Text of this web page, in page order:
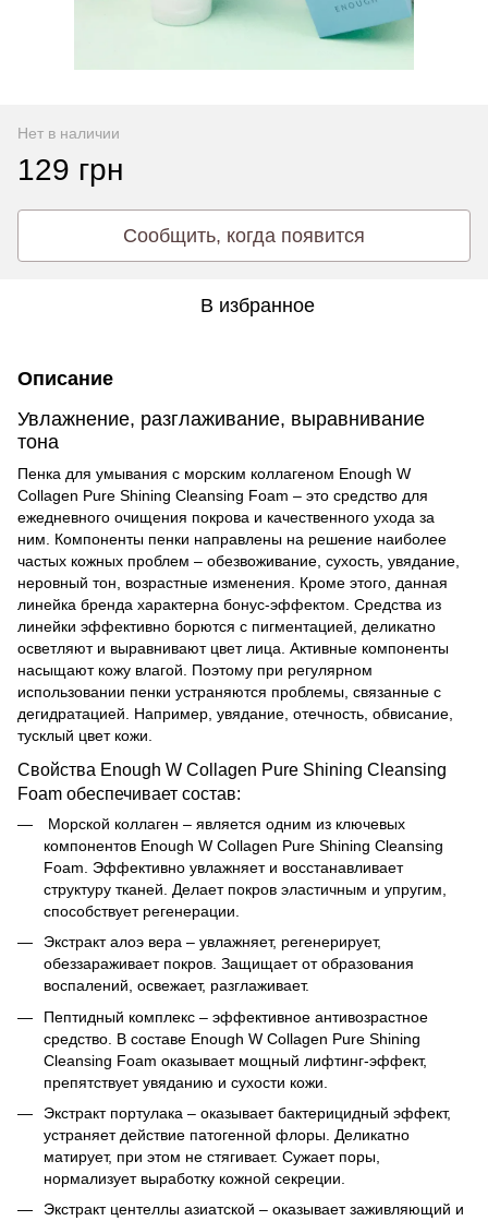
Нет в наличии
129 грн
Сообщить, когда появится
В избранное
Описание
Увлажнение, разглаживание, выравнивание
тона
Пенка для умывания с морским коллагеном Enough W
Collagen Pure Shining Cleansing Foam – это средство для
ежедневного очищения покрова и качественного ухода за
ним. Компоненты пенки направлены на решение наиболее
частых кожных проблем – обезвоживание, сухость, увядание,
неровный тон, возрастные изменения. Кроме этого, данная
линейка бренда характерна бонус-эффектом. Средства из
линейки эффективно борются с пигментацией, деликатно
осветляют и выравнивают цвет лица. Активные компоненты
насыщают кожу влагой. Поэтому при регулярном
использовании пенки устраняются проблемы, связанные с
дегидратацией. Например, увядание, отечность, обвисание,
тусклый цвет кожи.
Свойства Enough W Collagen Pure Shining Cleansing
Foam обеспечивает состав:
Морской коллаген – является одним из ключевых
компонентов Enough W Collagen Pure Shining Cleansing
Foam. Эффективно увлажняет и восстанавливает
структуру тканей. Делает покров эластичным и упругим,
способствует регенерации.
Экстракт алоэ вера – увлажняет, регенерирует,
обеззараживает покров. Защищает от образования
воспалений, освежает, разглаживает.
Пептидный комплекс – эффективное антивозрастное
средство. В составе Enough W Collagen Pure Shining
Cleansing Foam оказывает мощный лифтинг-эффект,
препятствует увяданию и сухости кожи.
Экстракт портулака – оказывает бактерицидный эффект,
устраняет действие патогенной флоры. Деликатно
матирует, при этом не стягивает. Сужает поры,
нормализует выработку кожной секреции.
Экстракт центеллы азиатской – оказывает заживляющий и